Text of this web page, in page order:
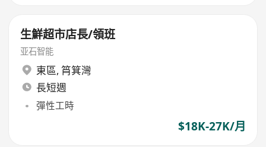
生鮮超市店長/領班
亚石智能
東區, 筲箕灣
長短週
彈性工時
$18K-27K/月